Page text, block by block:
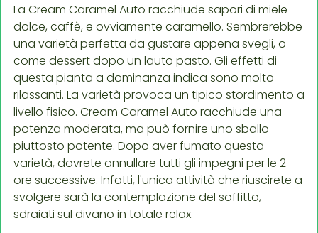
La Cream Caramel Auto racchiude sapori di miele
dolce, caffè, e ovviamente caramello. Sembrerebbe
una varietà perfetta da gustare appena svegli, o
come dessert dopo un lauto pasto. Gli effetti di
questa pianta a dominanza indica sono molto
rilassanti. La varietà provoca un tipico stordimento a
livello fisico. Cream Caramel Auto racchiude una
potenza moderata, ma può fornire uno sballo
piuttosto potente. Dopo aver fumato questa
varietà, dovrete annullare tutti gli impegni per le 2
ore successive. Infatti, l'unica attività che riuscirete a
svolgere sarà la contemplazione del soffitto,
sdraiati sul divano in totale relax.